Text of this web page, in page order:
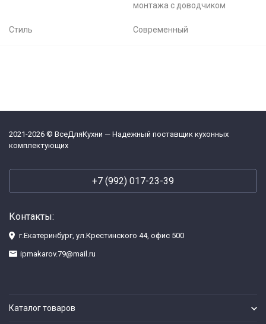
монтажа с доводчиком
Стиль Современный
2021-2026 © ВсеДляКухни — Надежный поставщик кухонных
комплектующих
+7 (992) 017-23-39
Контакты:
г.Екатеринбург, ул.Крестинского 44, офис 500
ipmakarov.79@mail.ru
Каталог товаров